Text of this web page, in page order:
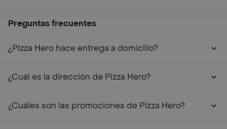
Preguntas frecuentes
¿Pizza Hero hace entrega a domicilio?
¿Cuál es la dirección de Pizza Hero?
¿Cuáles son las promociones de Pizza Hero?